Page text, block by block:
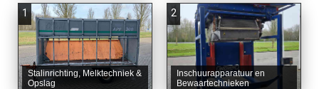
1
Stalinrichting, Melktechniek &
Opslag
2
Inschuurapparatuur en
Bewaartechnieken